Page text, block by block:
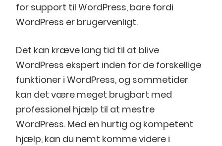
for support til WordPress, bare fordi
WordPress er brugervenligt.
Det kan kræve lang tid til at blive
WordPress ekspert inden for de forskellige
funktioner i WordPress, og sommetider
kan det være meget brugbart med
professionel hjælp til at mestre
WordPress. Med en hurtig og kompetent
hjælp, kan du nemt komme videre i